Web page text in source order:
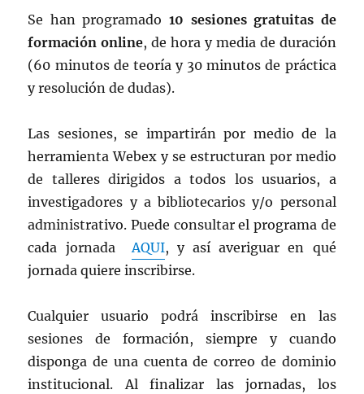
Se han programado 10 sesiones gratuitas de
formación online, de hora y media de duración
(60 minutos de teoría y 30 minutos de práctica
y resolución de dudas).
Las sesiones, se impartirán por medio de la
herramienta Webex y se estructuran por medio
de talleres dirigidos a todos los usuarios, a
investigadores y a bibliotecarios y/o personal
administrativo. Puede consultar el programa de
cada jornadaAQUI, y así averiguar en qué
jornada quiere inscribirse.
Cualquier usuario podrá inscribirse en las
sesiones de formación, siempre y cuando
disponga de una cuenta de correo de dominio
institucional. Al finalizar las jornadas, los